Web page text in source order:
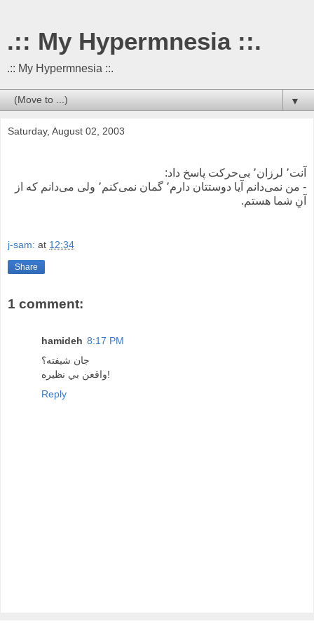
.:: My Hypermnesia ::.
.:: My Hypermnesia ::.
▼
Saturday, August 02, 2003
آنت٬ لرزان٬ بی‌حرکت پاسخ داد:
- من نمی‌دانم آیا دوستتان دارم٬ گمان نمی‌کنم٬ ولی می‌دانم که از
آنِ شما هستم.
j-sam: at 12:34
Share
1 comment:
hamideh 8:17 PM
جان شيفته؟
واقعن بي نظيره!
Reply